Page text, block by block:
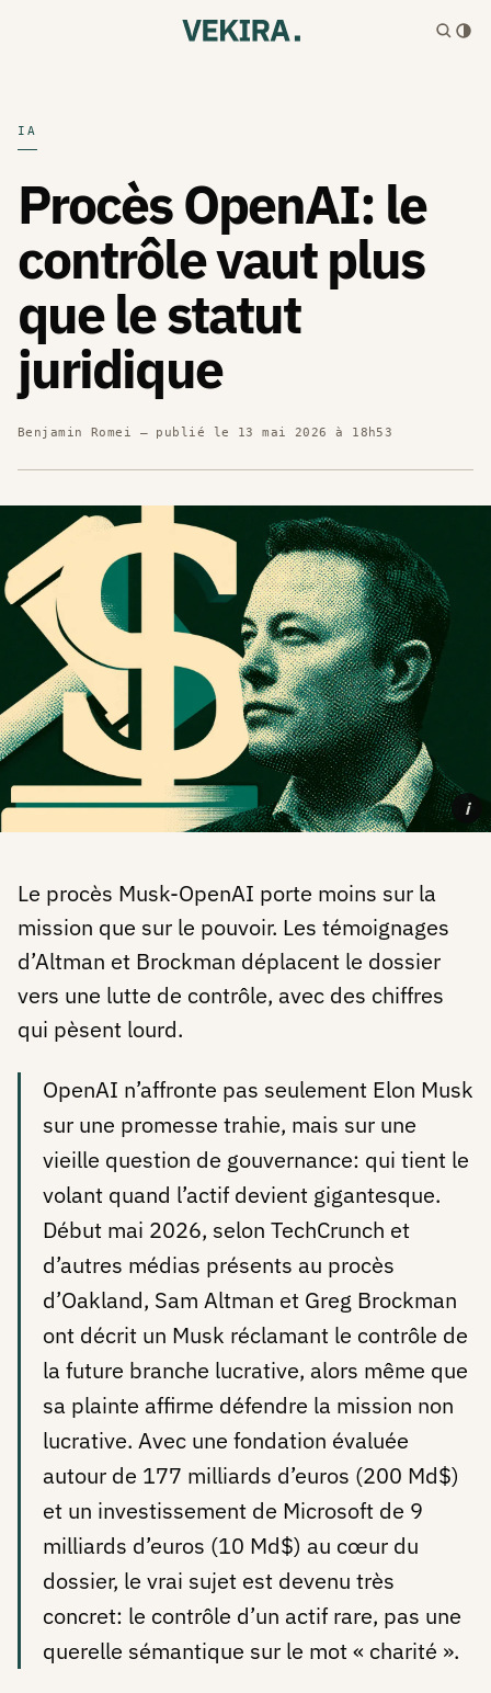
IA
Procès OpenAI: le
contrôle vaut plus
que le statut
juridique
Benjamin Romei — publié le 13 mai 2026 à 18h53
i
Le procès Musk-OpenAI porte moins sur la
mission que sur le pouvoir. Les témoignages
d’Altman et Brockman déplacent le dossier
vers une lutte de contrôle, avec des chiffres
qui pèsent lourd.
OpenAI n’affronte pas seulement Elon Musk
sur une promesse trahie, mais sur une
vieille question de gouvernance: qui tient le
volant quand l’actif devient gigantesque.
Début mai 2026, selon TechCrunch et
d’autres médias présents au procès
d’Oakland, Sam Altman et Greg Brockman
ont décrit un Musk réclamant le contrôle de
la future branche lucrative, alors même que
sa plainte affirme défendre la mission non
lucrative. Avec une fondation évaluée
autour de 177 milliards d’euros (200 Md$)
et un investissement de Microsoft de 9
milliards d’euros (10 Md$) au cœur du
dossier, le vrai sujet est devenu très
concret: le contrôle d’un actif rare, pas une
querelle sémantique sur le mot « charité ».